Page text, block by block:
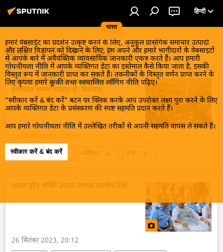
भारत
हिन्दी
हमारे वेबसाईट का प्रदर्शन उत्कृष्ट करने के लिए, अनुकूल प्रासंगिक समाचार उत्पादों
और लक्षित विज्ञापन को दिखाने के लिए, हम अपने और हमारे भागीदारों के वेबसाइटों
से आपके बारे में अवैयक्तिक व्यावसायिक जानकारी एकत्र करते हैं। आप हमारी
गोपनीयता नीति में आपके व्यक्तिगत डेटा का इस्तेमाल कैसे किया जाता है, इसकी
विस्तृत रूप में जानकारी प्राप्त कर सकते हैं। तकनीकों के विस्तृत वर्णन प्राप्त करने के
लिए कृपया हमारे कूकी तथा स्वचालित लॉगिंग नीति पढ़िए।
“स्वीकार करें & बंद करें” बटन पर क्लिक करके आप उपरोक्त लक्ष्य पुरा करने के लिए
आपके व्यक्तिगत डेटा के प्रसंस्करण की स्पष्ट सहमति प्रदान करते हैं।
आप हमारे गोपनीयता नीति में उल्लेखित तरीकों से अपनी सहमति वापस ले सकते हैं।
स्वीकार करें & बंद करें
खबरें - 26.09.2023
अमेरिका रूस के खिलाफ आर्मेनिया का
इस्तेमाल करना चाहता है: विशेषज्ञ
Sputnik मान्यता अमेरिका
रूस
26 सितंबर 2023, 20:12